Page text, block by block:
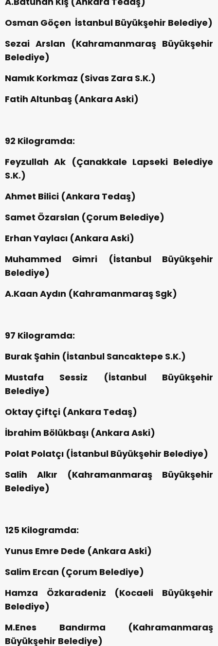
Osman Göçen İstanbul Büyükşehir Belediye)
Sezai Arslan (Kahramanmaraş Büyükşehir
Belediye)
Namık Korkmaz (Sivas Zara S.K.)
Fatih Altunbaş (Ankara Aski)
92 Kilogramda:
Feyzullah Ak (Çanakkale Lapseki Belediye
S.K.)
Ahmet Bilici (Ankara Tedaş)
Samet Özarslan (Çorum Belediye)
Erhan Yaylacı (Ankara Aski)
Muhammed Gimri (İstanbul Büyükşehir
Belediye)
A.Kaan Aydın (Kahramanmaraş Sgk)
97 Kilogramda:
Burak Şahin (İstanbul Sancaktepe S.K.)
Mustafa Sessiz (İstanbul Büyükşehir
Belediye)
Oktay Çiftçi (Ankara Tedaş)
İbrahim Bölükbaşı (Ankara Aski)
Polat Polatçı (İstanbul Büyükşehir Belediye)
Salih Alkır (Kahramanmaraş Büyükşehir
Belediye)
125 Kilogramda:
Yunus Emre Dede (Ankara Aski)
Salim Ercan (Çorum Belediye)
Hamza Özkaradeniz (Kocaeli Büyükşehir
Belediye)
M.Enes Bandırma (Kahramanmaraş
Büyükşehir Belediye)